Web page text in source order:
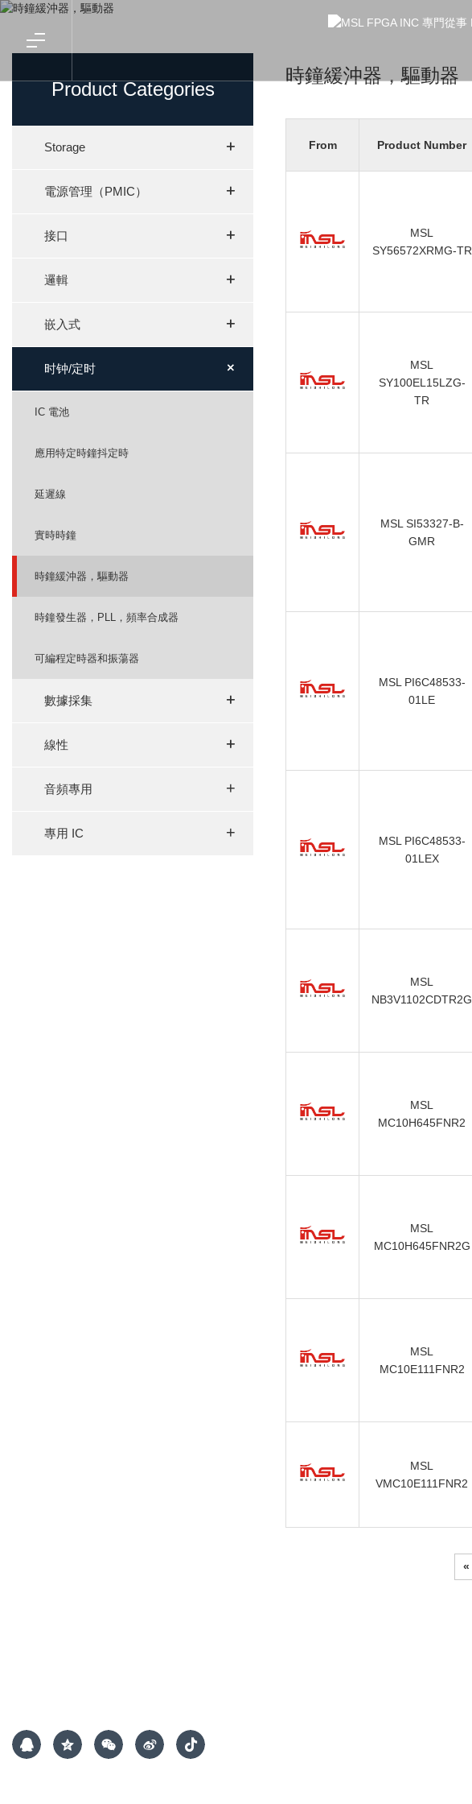
Product Categories
Storage +
+
電源管理（PMIC） +
+
接口 +
+
邏輯 +
+
嵌入式 +
+
时钟/定时 +
+
IC 電池
應用特定時鐘抖定時
延遲線
實時時鐘
時鐘緩沖器，驅動器
時鐘發生器，PLL，頻率合成器
可編程定時器和振蕩器
數據採集 +
+
線性 +
+
音頻專用 +
專用 IC +
時鐘緩沖器，驅動器
From Product Number
MSL
SY56572XRMG-TR
MSL
SY100EL15LZG-
TR
MSL SI53327-B-
GMR
MSL PI6C48533-
01LE
MSL PI6C48533-
01LEX
MSL
NB3V1102CDTR2G
MSL
MC10H645FNR2
MSL
MC10H645FNR2G
MSL
MC10E111FNR2
MSL
VMC10E111FNR2
«